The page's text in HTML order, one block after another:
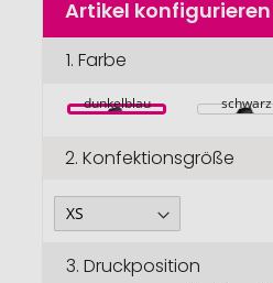
Anfang
Bildgalerie
Artikel konfigurieren
1. Farbe
dunkelblau schwarz
2. Konfektionsgröße
3. Druckposition